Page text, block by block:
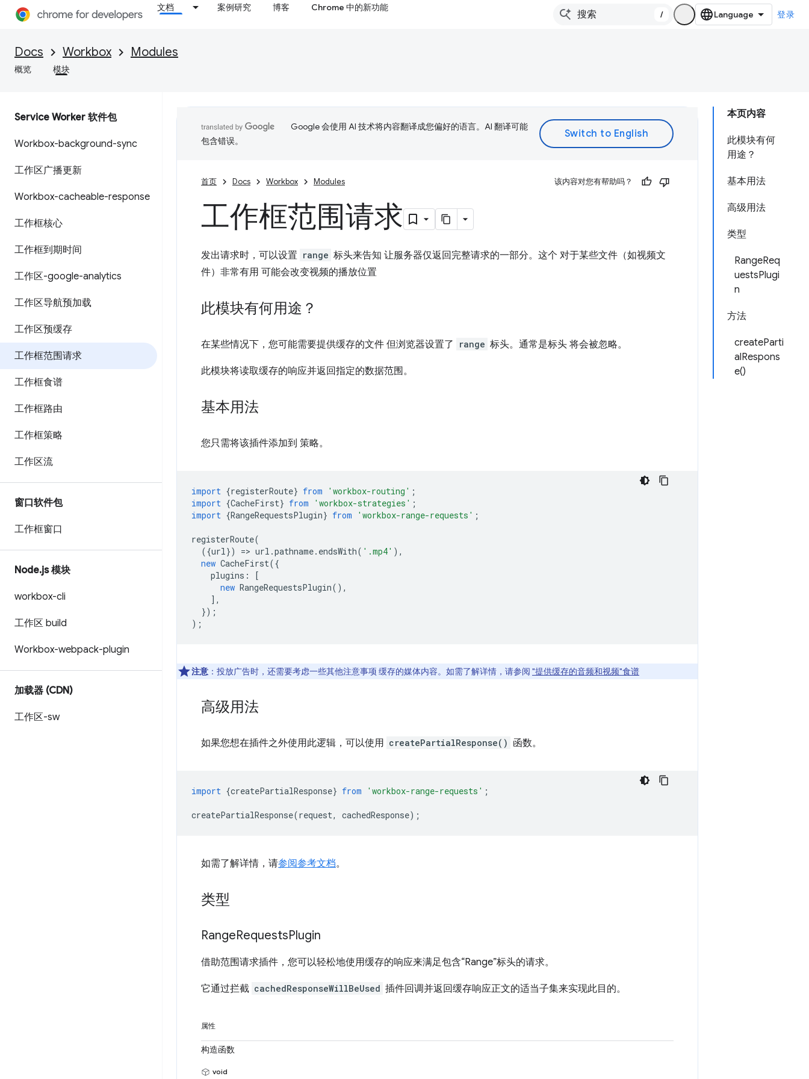
文档 案例研究 博客 Chrome 中的新功能
/ 登录
Docs Workbox Modules
概览 模块
Service Worker 软件包
Workbox-background-sync
工作区广播更新
Workbox-cacheable-response
工作框核心
工作框到期时间
工作区-google-analytics
工作区导航预加载
工作区预缓存
工作框范围请求
工作框食谱
工作框路由
工作框策略
工作区流
窗口软件包
工作框窗口
Node.js 模块
workbox-cli
工作区 build
Workbox-webpack-plugin
加载器 (CDN)
工作区-sw
本页内容
此模块有何
用途？
基本用法
高级用法
类型
RangeReq
uestsPlugi
n
方法
createParti
alRespons
e()
Google 会使用 AI 技术将内容翻译成您偏好的语言。AI 翻译可能
包含错误。
首页 Docs Workbox Modules 该内容对您有帮助吗？
工作框范围请求
发出请求时，可以设置 range 标头来告知 让服务器仅返回完整请求的一部分。这个 对于某些文件（如视频文
件）非常有用 可能会改变视频的播放位置
此模块有何用途？
在某些情况下，您可能需要提供缓存的文件 但浏览器设置了 range 标头。通常是标头 将会被忽略。
此模块将读取缓存的响应并返回指定的数据范围。
基本用法
您只需将该插件添加到 策略。
import {registerRoute} from 'workbox-routing' ;
import {CacheFirst} from 'workbox-strategies' ;
import {RangeRequestsPlugin} from 'workbox-range-requests' ;
registerRoute(
({url}) => url .pathname. endsWith( '.mp4' ),
new CacheFirst({
plugins :
[
new RangeRequestsPlugin(),
],
});
);
注意 ：投放广告时，还需要考虑一些其他注意事项 缓存的媒体内容。如需了解详情，请参阅 "提供缓存的音频和视频"食谱
高级用法
如果您想在插件之外使用此逻辑，可以使用 createPartialResponse() 函数。
import {createPartialResponse} from 'workbox-range-requests' ;
createPartialResponse(request, cachedResponse);
如需了解详情，请参阅参考文档。
类型
RangeRequestsPlugin
借助范围请求插件，您可以轻松地使用缓存的响应来满足包含“Range”标头的请求。
它通过拦截 cachedResponseWillBeUsed 插件回调并返回缓存响应正文的适当子集来实现此目的。
属性
构造函数
void